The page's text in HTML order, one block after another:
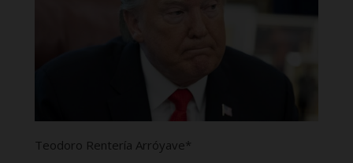
Teodoro Rentería Arróyave*